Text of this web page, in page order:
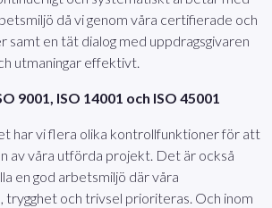
då vi genom våra certifierade och
samt en tät dialog med uppdragsgivaren
utmaningar effektivt.
9001, ISO 14001 och ISO 45001
har vi flera olika kontrollfunktioner för att
av våra utförda projekt. Det är också
en god arbetsmiljö där våra
trygghet och trivsel prioriteras. Och inom